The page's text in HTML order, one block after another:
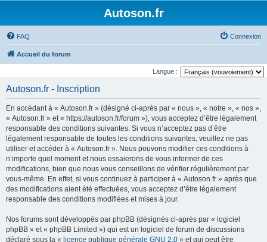
Autoson.fr
FAQ Connexion
Accueil du forum
Langue :
Autoson.fr - Inscription
En accédant à « Autoson.fr » (désigné ci-après par « nous », « notre », « nos »,
« Autoson.fr » et « https://autoson.fr/forum »), vous acceptez d’être légalement
responsable des conditions suivantes. Si vous n’acceptez pas d’être
légalement responsable de toutes les conditions suivantes, veuillez ne pas
utiliser et accéder à « Autoson.fr ». Nous pouvons modifier ces conditions à
n’importe quel moment et nous essaierons de vous informer de ces
modifications, bien que nous vous conseillons de vérifier régulièrement par
vous-même. En effet, si vous continuez à participer à « Autoson.fr » après que
des modifications aient été effectuées, vous acceptez d’être légalement
responsable des conditions modifiées et mises à jour.
Nos forums sont développés par phpBB (désignés ci-après par « logiciel
phpBB » et « phpBB Limited ») qui est un logiciel de forum de discussions
déclaré sous la « licence publique générale GNU 2.0 » et qui peut être